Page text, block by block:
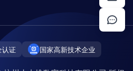
证 国家高新技术企业